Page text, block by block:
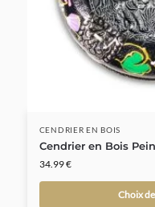
CENDRIER EN BOIS
Cendrier en Bois
34.99€
Choix